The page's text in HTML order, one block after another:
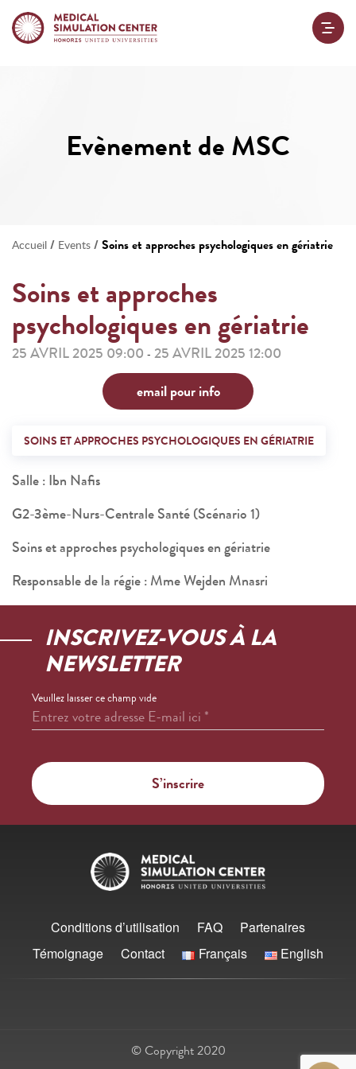
Evènement de MSC
Accueil / Events /Soins et approches psychologiques en gériatrie
Soins et approches
psychologiques en gériatrie
25 AVRIL 2025 09:00 - 25 AVRIL 2025 12:00
email pour info
SOINS ET APPROCHES PSYCHOLOGIQUES EN GÉRIATRIE
Salle : Ibn Nafis
G2-3ème-Nurs-Centrale Santé (Scénario 1)
Soins et approches psychologiques en gériatrie
Responsable de la régie : Mme Wejden Mnasri
INSCRIVEZ-VOUS À LA
NEWSLETTER
Veuillez laisser ce champ vide
Entrez votre adresse E-mail ici*
Conditions d’utilisation FAQ
Partenaires
Témoignage
Contact Français English
© Copyright 2020